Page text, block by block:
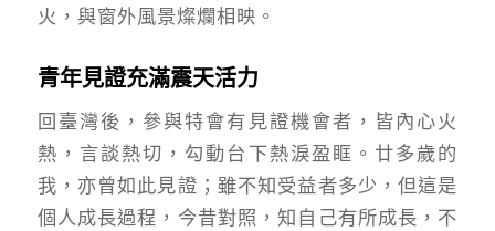
火，與窗外風景燦爛相映。
青年見證充滿震天活力
回臺灣後，參與特會有見證機會者，皆內心火
熱，言談熱切，勾動台下熱淚盈眶。廿多歲的
我，亦曾如此見證；雖不知受益者多少，但這是
個人成長過程，今昔對照，知自己有所成長，不